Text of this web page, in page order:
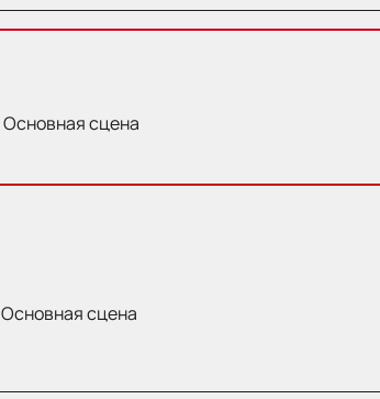
Основная сцена
Основная сцена